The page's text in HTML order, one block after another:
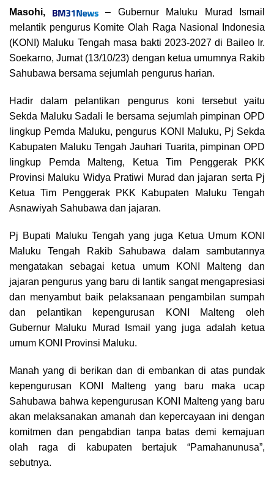
e
b
o
k
e
a
d
s
A
p
e
g
r
m
L
i
k
a
r
e
Masohi,
– Gubernur Maluku Murad Ismail
melantik pengurus Komite Olah Raga Nasional Indonesia
(KONI) Maluku Tengah masa bakti 2023-2027 di Baileo Ir.
Soekarno, Jumat (13/10/23) dengan ketua umumnya Rakib
Sahubawa bersama sejumlah pengurus harian.
Hadir dalam pelantikan pengurus koni tersebut yaitu
Sekda Maluku Sadali Ie bersama sejumlah pimpinan OPD
lingkup Pemda Maluku, pengurus KONI Maluku, Pj Sekda
Kabupaten Maluku Tengah Jauhari Tuarita, pimpinan OPD
lingkup Pemda Malteng, Ketua Tim Penggerak PKK
Provinsi Maluku Widya Pratiwi Murad dan jajaran serta Pj
Ketua Tim Penggerak PKK Kabupaten Maluku Tengah
Asnawiyah Sahubawa dan jajaran.
Pj Bupati Maluku Tengah yang juga Ketua Umum KONI
Maluku Tengah Rakib Sahubawa dalam sambutannya
mengatakan sebagai ketua umum KONI Malteng dan
jajaran pengurus yang baru di lantik sangat mengapresiasi
dan menyambut baik pelaksanaan pengambilan sumpah
dan pelantikan kepengurusan KONI Malteng oleh
Gubernur Maluku Murad Ismail yang juga adalah ketua
umum KONI Provinsi Maluku.
Manah yang di berikan dan di embankan di atas pundak
kepengurusan KONI Malteng yang baru maka ucap
Sahubawa bahwa kepengurusan KONI Malteng yang baru
akan melaksanakan amanah dan kepercayaan ini dengan
komitmen dan pengabdian tanpa batas demi kemajuan
olah raga di kabupaten bertajuk “Pamahanunusa”,
sebutnya.